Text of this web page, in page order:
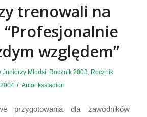
trenowali na
“Profesjonalnie
względem”
Juniorzy Młodsi, Rocznik 2003, Rocznik
2004 / Autor ksstadion
przygotowania dla zawodników